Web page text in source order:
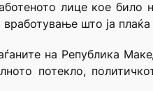
лице кое било
што ја
на Република
потекло,